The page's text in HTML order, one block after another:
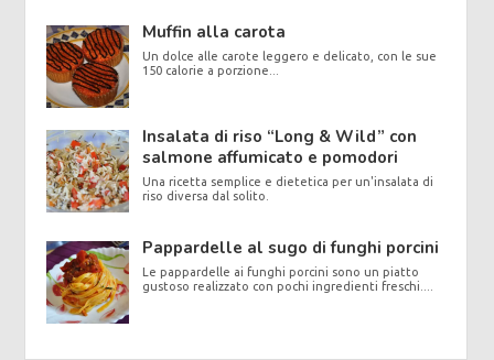
Muffin alla carota
Un dolce alle carote leggero e delicato, con le sue
150 calorie a porzione...
Insalata di riso “Long & Wild” con
salmone affumicato e pomodori
Una ricetta semplice e dietetica per un'insalata di
riso diversa dal solito.
Pappardelle al sugo di funghi porcini
Le pappardelle ai funghi porcini sono un piatto
gustoso realizzato con pochi ingredienti freschi....